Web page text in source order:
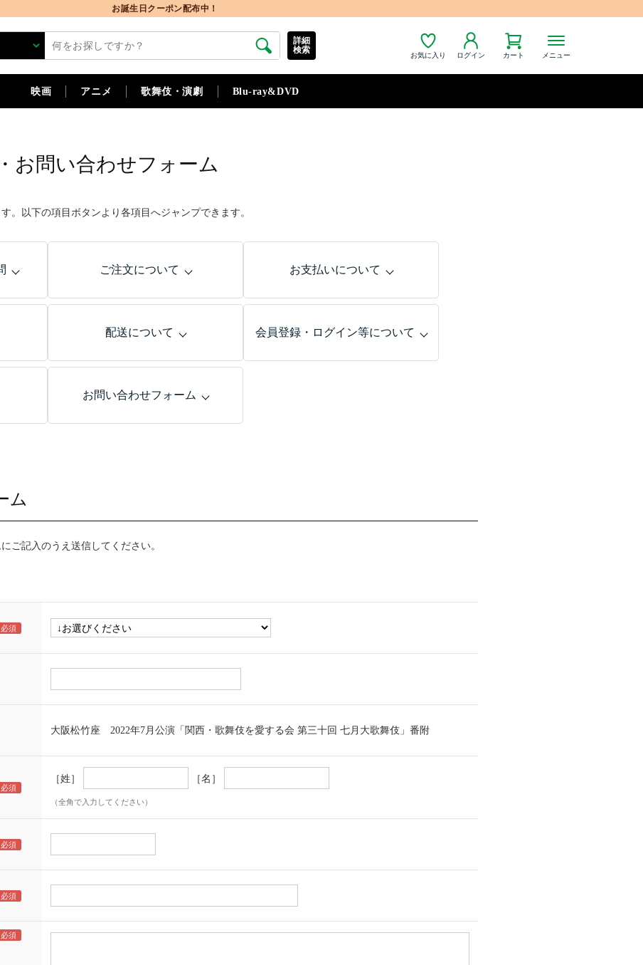
お誕生日クーポン配布中！
お気に入り ログイン カート メニュー
詳細
検索
映画 アニメ 歌舞伎・演劇 Blu-ray&DVD
お問い合わせフォーム
。以下の項目ボタンより各項目へジャンプできます。
ご注文について お支払いについて
配送について 会員登録・ログイン等について
お問い合わせフォーム
ム
ご記入のうえ送信してください。
大阪松竹座 2022年7月公演「関西・歌舞伎を愛する会 第三十回 七月大歌舞伎」番附
［姓］ ［名］
（全角で入力してください）